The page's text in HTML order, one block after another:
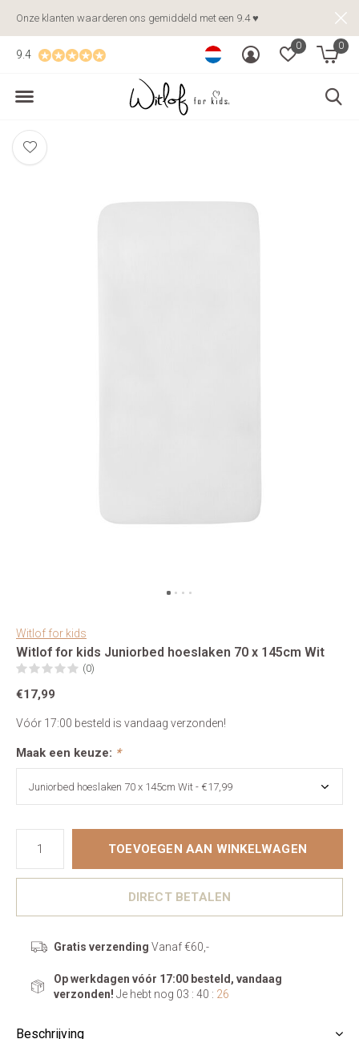
0 0
9.4
Onze klanten waarderen ons gemiddeld met een 9.4 ♥
Witlof for kids
Witlof for kids Juniorbed hoeslaken 70 x 145cm Wit
(0)
€17,99
Vóór 17:00 besteld is vandaag verzonden!
Maak een keuze: *
TOEVOEGEN AAN WINKELWAGEN
DIRECT BETALEN
Gratis verzending Vanaf €60,-
Op werkdagen vóór 17:00 besteld, vandaag
verzonden! Je hebt nog 03 : 40 : 25
Beschrijving